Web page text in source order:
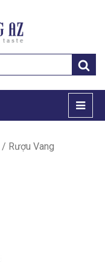
/ Rượu Vang